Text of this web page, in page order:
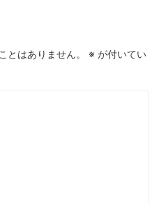
とはありません。 ※ が付いてい